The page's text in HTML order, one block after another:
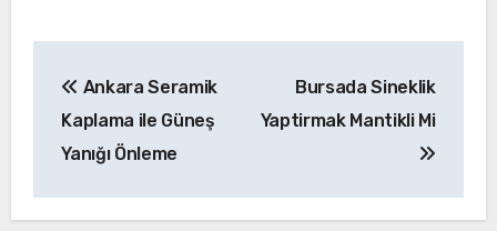
gezinmesi
Ankara Seramik
Kaplama ile Güneş
Yanığı Önleme
Bursada Sineklik
Yaptirmak Mantikli Mi